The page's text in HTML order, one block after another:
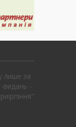
лише за
видань -